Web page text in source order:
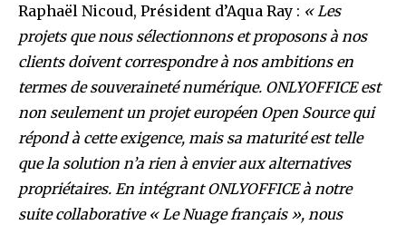
Raphaël Nicoud, Président d’Aqua Ray : « Les
projets que nous sélectionnons et proposons à nos
clients doivent correspondre à nos ambitions en
termes de souveraineté numérique. ONLYOFFICE est
non seulement un projet européen Open Source qui
répond à cette exigence, mais sa maturité est telle
que la solution n’a rien à envier aux alternatives
propriétaires. En intégrant ONLYOFFICE à notre
suite collaborative « Le Nuage français », nous